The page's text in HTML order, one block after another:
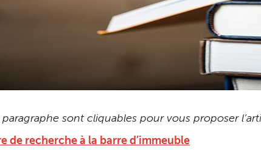
sont cliquables pour vous proposer
de recherche à la barre d’immeuble